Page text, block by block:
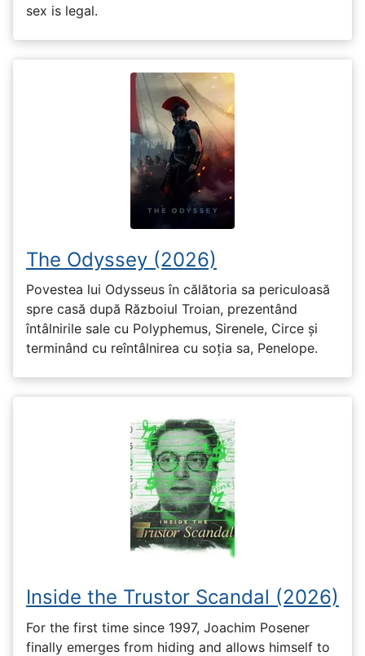
sex is legal.
The Odyssey (2026)
Povestea lui Odysseus în călătoria sa periculoasă
spre casă după Războiul Troian, prezentând
întâlnirile sale cu Polyphemus, Sirenele, Circe și
terminând cu reîntâlnirea cu soția sa, Penelope.
Inside the Trustor Scandal (2026)
For the first time since 1997, Joachim Posener
finally emerges from hiding and allows himself to